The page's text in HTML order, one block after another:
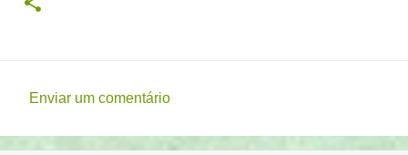
Enviar um comentário